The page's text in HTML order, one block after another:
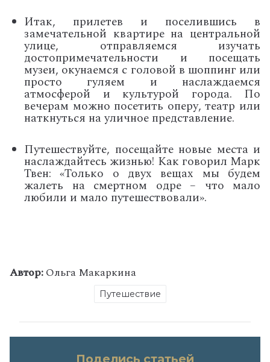
Итак, прилетев и поселившись в
замечательной квартире на центральной
улице, отправляемся изучать
достопримечательности и посещать
музеи, окунаемся с головой в шоппинг или
просто гуляем и наслаждаемся
атмосферой и культурой города. По
вечерам можно посетить оперу, театр или
наткнуться на уличное представление.
Путешествуйте, посещайте новые места и
наслаждайтесь жизнью! Как говорил Марк
Твен: «Только о двух вещах мы будем
жалеть на смертном одре – что мало
любили и мало путешествовали».
Автор:Ольга Макаркина
Путешествие